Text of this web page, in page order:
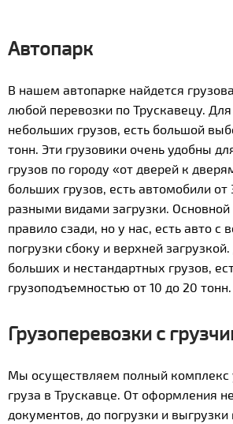
Автопарк
В нашем автопарке найдется
любой перевозки по Трускавецу.
небольших грузов, есть большой
тонн. Эти грузовики очень удобны
грузов по городу «от дверей к
больших грузов, есть автомобили от
разными видами загрузки. Основной
правило сзади, но у нас, есть авто с
погрузки сбоку и верхней
больших и нестандартных грузов,
грузоподъемностью от 10 до 20 тонн.
Грузоперевозки с
Мы осуществляем полный комплекс
груза в Трускавце. От оформления
документов, до погрузки и выгрузки